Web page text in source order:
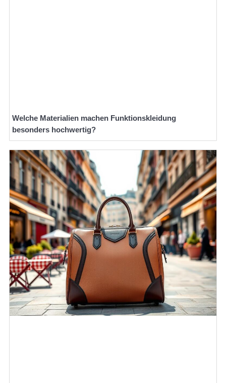
Welche Materialien machen Funktionskleidung
besonders hochwertig?